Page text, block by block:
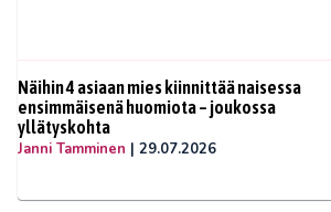
Näihin 4 asiaan mies kiinnittää naisessa
ensimmäisenä huomiota – joukossa
yllätyskohta
Janni Tamminen | 29.07.2026